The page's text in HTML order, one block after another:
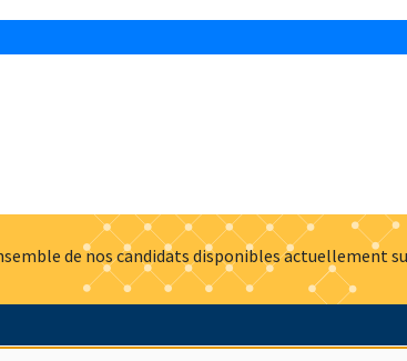
de nos candidats disponibles actuellement
Offres d'emploi Presse Mentions